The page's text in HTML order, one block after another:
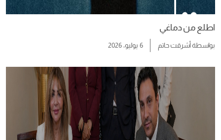
اطلع من دماغي
بواسطةأشرقت حاتم 6 يوليو، 2026